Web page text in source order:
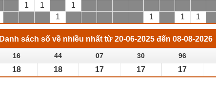
1 1 1
1 1 1 1
Danh sách số về nhiều nhất từ 20-06-2025 đến 08-08-2026
16 44 07 30 96
18 18 17 17 17